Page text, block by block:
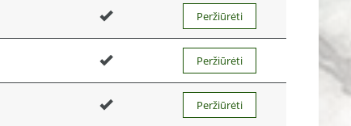
Peržiūrėti
Peržiūrėti
Peržiūrėti